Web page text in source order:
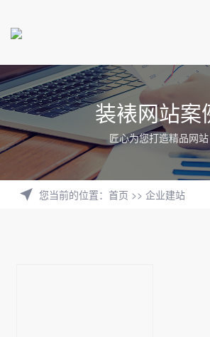
装裱网站案
匠心为您打造精品网站
您当前的位置： 首页 >> 企业建站